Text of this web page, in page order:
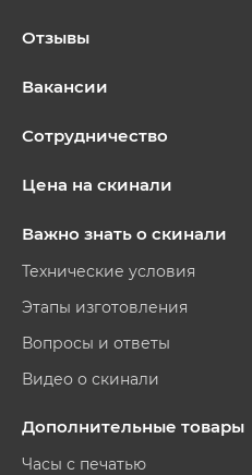
Отзывы
Вакансии
Сотрудничество
Цена на скинали
Важно знать о скинали
Технические условия
Этапы изготовления
Вопросы и ответы
Видео о скинали
Дополнительные товары
Часы с печатью